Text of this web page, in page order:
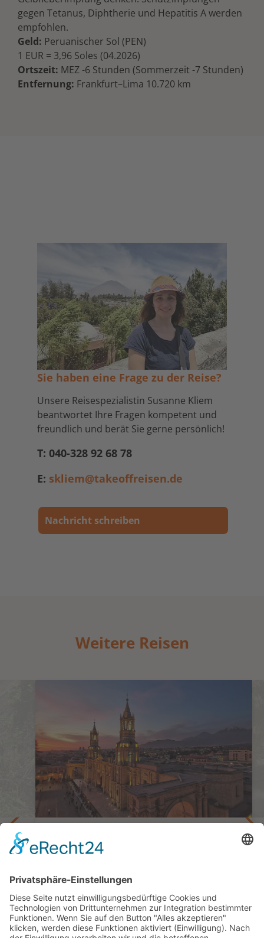
gegen Tetanus, Diphtherie und Hepatitis A werden
empfohlen.
Geld: Peruanischer Sol (PEN)
1 EUR = 3,96 Soles (04.2026)
Ortszeit: MEZ -6 Stunden (Sommerzeit -7 Stunden)
Entfernung: Frankfurt–Lima 10.720 km
Sie haben eine Frage zu der Reise?
Unsere Reisespezialistin Susanne Kliem
beantwortet Ihre Fragen kompetent und
freundlich und berät Sie gerne persönlich!
T: 040-328 92 68 78
E: skliem@takeoffreisen.de
Nachricht schreiben
Weitere Reisen
Private Boutique-Reise
8 oder 11 Tage ab Lima/bis Cuzco oder
Puerto Maldonado
ab 2.974,— €